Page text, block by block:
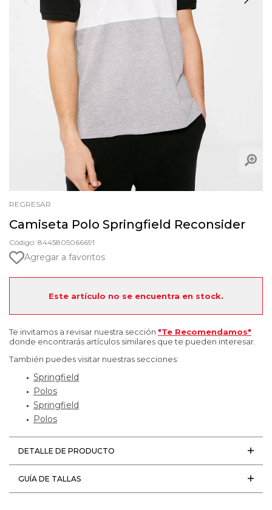
REGRESAR
Camiseta Polo Springfield Reconsider
Código: 8445805066691
Agregar a favoritos
Este artículo no se encuentra en stock.
Te invitamos a revisar nuestra sección "Te Recomendamos"
donde encontrarás artículos similares que te pueden interesar.
También puedes visitar nuestras secciones:
Springfield
Polos
Springfield
Polos
DETALLE DE PRODUCTO
GUÍA DE TALLAS